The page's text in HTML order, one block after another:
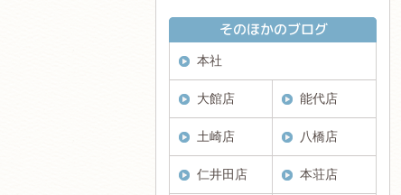
本社
大館店 能代店
土崎店 八橋店
仁井田店 本荘店